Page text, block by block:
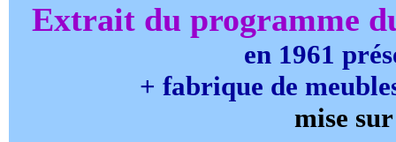
Extrait du programme
en 1961
+ fabrique de
mise